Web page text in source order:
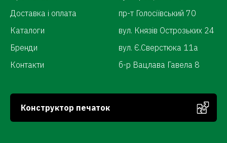
Доставка і оплата
Каталоги
Бренди
Контакти
пр-т Голосіївський 70
вул. Князів Острозьких 24
вул. Є.Сверстюка 11а
б-р Вацлава Гавела 8
Конструктор печаток